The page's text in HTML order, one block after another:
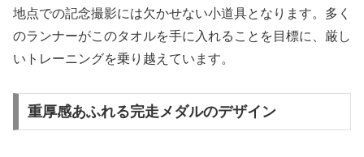
地点での記念撮影には欠かせない小道具となります。多く
のランナーがこのタオルを手に入れることを目標に、厳し
いトレーニングを乗り越えています。
重厚感あふれる完走メダルのデザイン